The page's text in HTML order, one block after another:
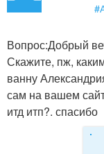
Вопрос:Добрый
Скажите, пж,
ванну
сам на вашем
итд итп?. спасибо